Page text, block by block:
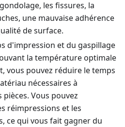
les fissures, la
une mauvaise adhérence
de surface.
d'impression et du gaspillage
la température optimale
vous pouvez réduire le temps
nécessaires à
Vous pouvez
réimpressions et les
ce qui vous fait gagner du